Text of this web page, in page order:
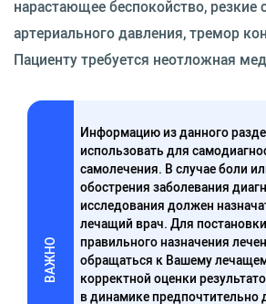
нарастающее беспокойство, резкие
артериального давления, тремор
Пациенту требуется неотложная
ВАЖНО
Информацию из данного
использовать для
самолечения. В случае боли
обострения заболевания
исследования должен
лечащий врач. Для
правильного назначения
обращаться к Вашему
корректной оценки
в динамике предпочтительно